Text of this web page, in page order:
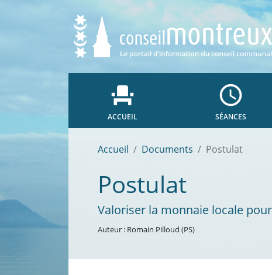
event_seat
ACCUEIL
access_time
SÉANCES
Accueil Documents Postulat
Postulat
Valoriser la monnaie locale
Auteur : Romain Pilloud (PS)